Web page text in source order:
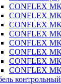
CONFLEX
CONFLEX
CONFLEX
CONFLEX
CONFLEX
CONFLEX
CONFLEX
CONFLEX
контрольный